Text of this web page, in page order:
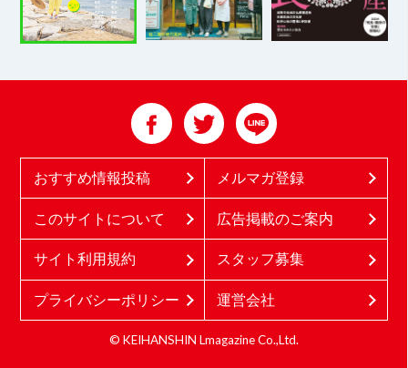
おすすめ情報投稿 メルマガ登録
このサイトについて 広告掲載のご案内
サイト利用規約 スタッフ募集
プライバシーポリシー 運営会社
© KEIHANSHIN Lmagazine Co.,Ltd.